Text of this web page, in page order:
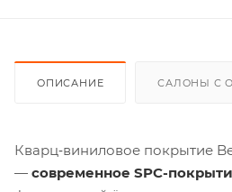
ОПИСАНИЕ САЛОНЫ С
Кварц‑виниловое покрытие
— современное SPC-